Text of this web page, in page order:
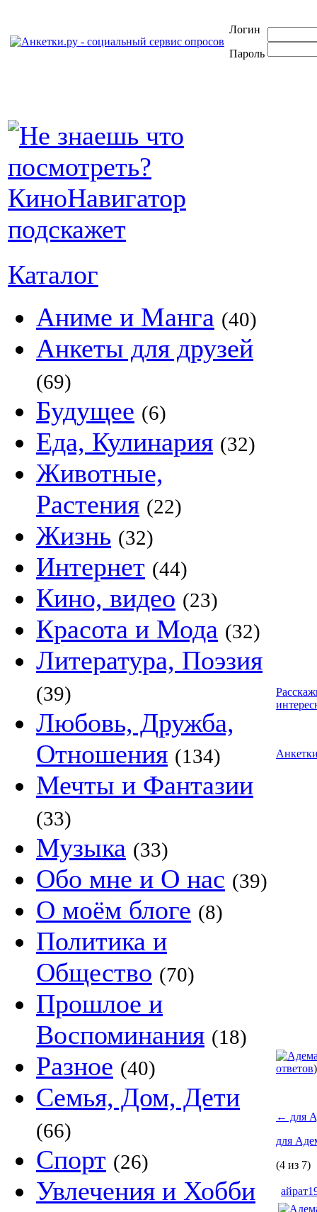
Логин
Пароль
Каталог
Аниме и Манга (40)
Анкеты для друзей
(69)
Будущее (6)
Еда, Кулинария (32)
Животные,
Растения (22)
Жизнь (32)
Интернет (44)
Кино, видео (23)
Красота и Мода (32)
Литература, Поэзия
(39)
Любовь, Дружба,
Отношения (134)
Мечты и Фантазии
(33)
Музыка (33)
Обо мне и О нас (39)
О моём блоге (8)
Политика и
Общество (70)
Прошлое и
Воспоминания (18)
Разное (40)
Семья, Дом, Дети
(66)
Спорт (26)
Увлечения и Хобби
ответов)
← для
для
(4 из 7)